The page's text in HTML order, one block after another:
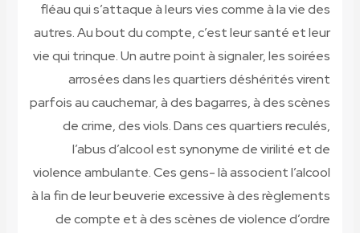
fléau qui s’attaque à leurs vies comme à la vie des
autres. Au bout du compte, c’est leur santé et leur
vie qui trinque. Un autre point à signaler, les soirées
arrosées dans les quartiers déshérités virent
parfois au cauchemar, à des bagarres, à des scènes
de crime, des viols. Dans ces quartiers reculés,
l’abus d’alcool est synonyme de virilité et de
violence ambulante. Ces gens- là associent l’alcool
à la fin de leur beuverie excessive à des règlements
de compte et à des scènes de violence d’ordre